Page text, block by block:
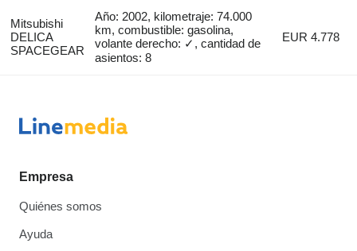
Mitsubishi
DELICA
SPACEGEAR
Año: 2002, kilometraje: 74.000
km, combustible: gasolina,
volante derecho: ✓, cantidad de
asientos: 8
EUR 4.778
Empresa
Quiénes somos
Ayuda